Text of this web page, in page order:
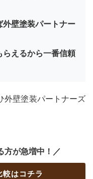
外壁塗装パートナー
えるから一番信頼
外壁塗装パートナーズ
方が急増中！／
較はコチラ